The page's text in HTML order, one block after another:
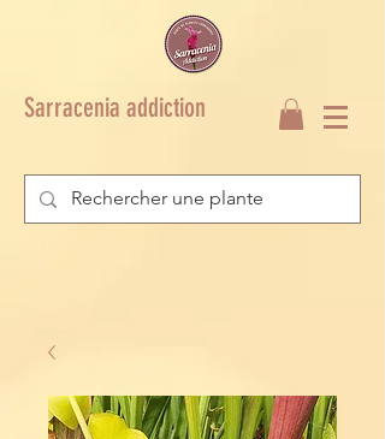
Sarracenia addiction